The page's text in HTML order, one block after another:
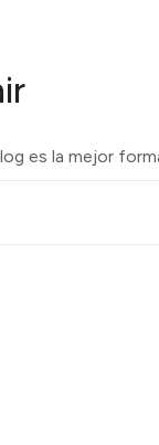
es la mejor